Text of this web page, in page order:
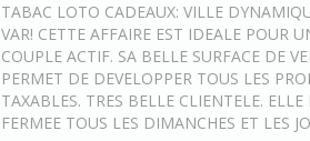
TABAC LOTO CADEAUX: VILLE
VAR! CETTE AFFAIRE EST IDEALE POUR
COUPLE ACTIF. SA BELLE SURFACE DE
PERMET DE DEVELOPPER TOUS LES
TAXABLES. TRES BELLE CLIENTELE. ELLE
FERMEE TOUS LES DIMANCHES ET LES